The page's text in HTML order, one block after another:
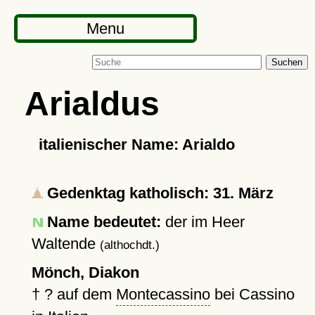
Menu
Suchen
Arialdus
italienischer Name: Arialdo
Gedenktag katholisch: 31. März
Name bedeutet: der im Heer
Waltende (althochdt.)
Mönch, Diakon
† ?auf dem Montecassinobei Cassino